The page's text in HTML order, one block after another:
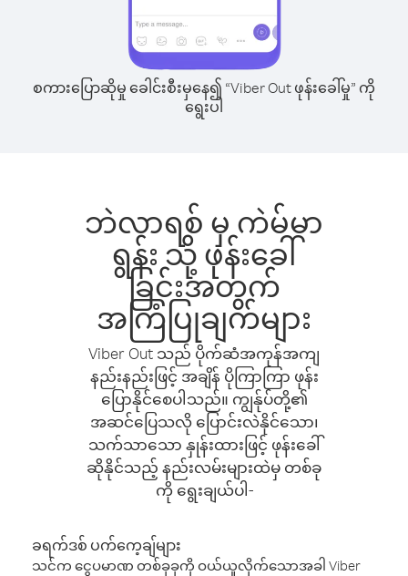
စကားပြောဆိုမှု ခေါင်းစီးမှနေ၍ “Viber Out ဖုန်းခေါ်မှု” ကို
ရွေးပါ
ဘဲလာရစ် မှ ကဲမ်မာ
ရွန်း သို့ ဖုန်းခေါ်
ခြင်းအတွက်
အကြံပြုချက်များ
Viber Out သည် ပိုက်ဆံအကုန်အကျ
နည်းနည်းဖြင့် အချိန် ပိုကြာကြာ ဖုန်း
ပြောနိုင်စေပါသည်။ ကျွန်ုပ်တို့၏
အဆင်ပြေသလို ပြောင်းလဲနိုင်သော၊
သက်သာသော နှုန်းထားဖြင့် ဖုန်းခေါ်
ဆိုနိုင်သည့် နည်းလမ်းများထဲမှ တစ်ခု
ကို ရွေးချယ်ပါ-
ခရက်ဒစ် ပက်ကေ့ချ်များ
သင်က ငွေပမာဏ တစ်ခုခုကို ဝယ်ယူလိုက်သောအခါ Viber